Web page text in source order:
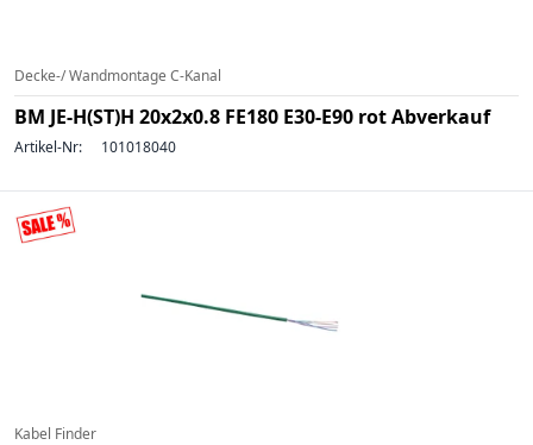
Decke-/ Wandmontage C-Kanal
BM JE-H(ST)H 20x2x0.8 FE180 E30-E90 rot Abverkauf
Artikel-Nr: 101018040
Kabel Finder